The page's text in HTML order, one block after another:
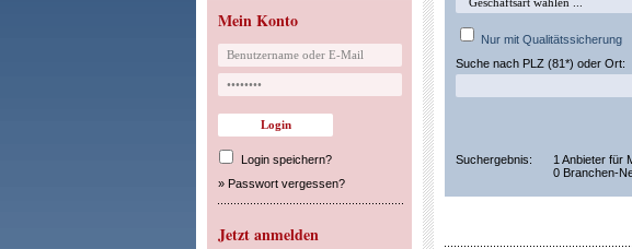
Mein Konto
Login speichern?
» Passwort vergessen?
Jetzt anmelden
Nur mit Qualitätssicherung
Suche nach PLZ (81*) oder Ort:
Suchergebnis:
1 Anbieter für
0 Branchen-